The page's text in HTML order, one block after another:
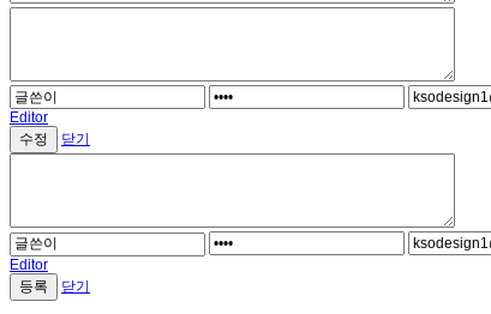
Editor
닫기
Editor
닫기